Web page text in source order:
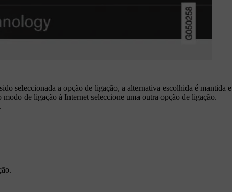
seleccionada a opção de ligação, a alternativa escolhida é mantida e
de ligação à Internet seleccione uma outra opção de ligação.